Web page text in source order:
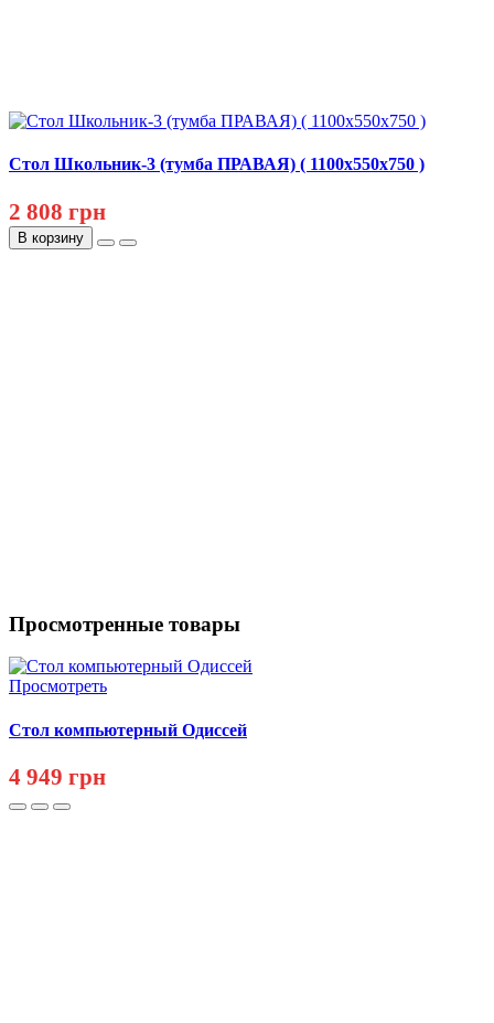
Стол Школьник-3 (тумба ПРАВАЯ) ( 1100х550х750 )
2 808 грн
В корзину
Просмотренные товары
Просмотреть
Стол компьютерный Одиссей
4 949 грн